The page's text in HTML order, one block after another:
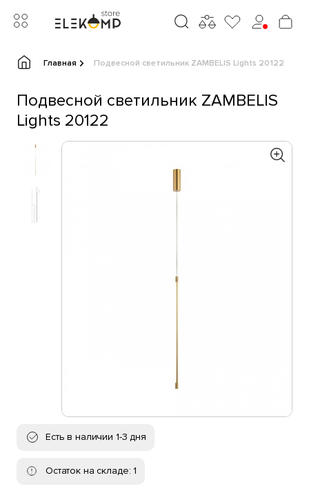
Главная Подвесной светильник ZAMBELIS Lights 20122
Подвесной светильник ZAMBELIS
Lights 20122
Есть в наличии 1-3 дня
Остаток на складе: 1